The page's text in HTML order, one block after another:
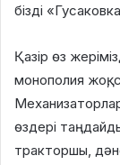
бізді
Қазір өз
монополия жоқ,
өздері
тракторшы,